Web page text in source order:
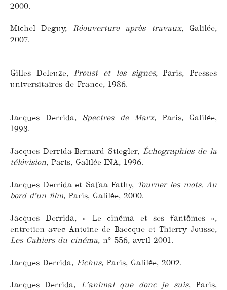
2000.
Michel Deguy, Réouverture après travaux, Galilée,
2007.
Gilles Deleuze, Proust et les signes, Paris, Presses
universitaires de France, 1986.
Jacques Derrida, Spectres de Marx, Paris, Galilée,
1993.
Jacques Derrida-Bernard Stiegler, Échographies de la
télévision, Paris, Galilée-INA, 1996.
Jacques Derrida et Safaa Fathy, Tourner les mots. Au
bord d’un film, Paris, Galilée, 2000.
Jacques Derrida, « Le cinéma et ses fantômes »,
entretien avec Antoine de Baecque et Thierry Jousse,
Les Cahiers du cinéma, n° 556, avril 2001.
Jacques Derrida, Fichus, Paris, Galilée, 2002.
Jacques Derrida, L’animal que donc je suis, Paris,